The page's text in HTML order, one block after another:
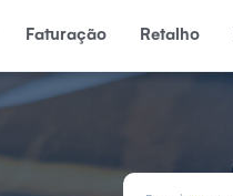
Faturação Retalho